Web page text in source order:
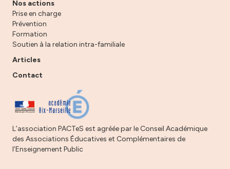
Nos actions
Prise en charge
Prévention
Formation
Soutien à la relation intra-familiale
Articles
Contact
L’association PACTeS est agréée par le Conseil Académique
des Associations Éducatives et Complémentaires de
l’Enseignement Public